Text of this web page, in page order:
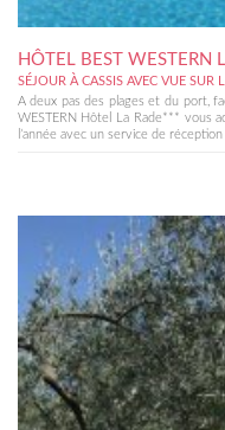
HÔTEL BEST WESTERN
SÉJOUR À CASSIS AVEC VUE
A deux pas des plages et du port,
WESTERN Hôtel La Rade*** vous
l’année avec un service de